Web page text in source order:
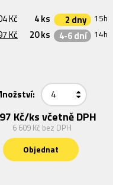
Kč 4 ks 2 dny 15h
Kč 20 ks 4-6 dní 14h
Kč/ks včetně DPH
6 609 Kč bez DPH
Objednat